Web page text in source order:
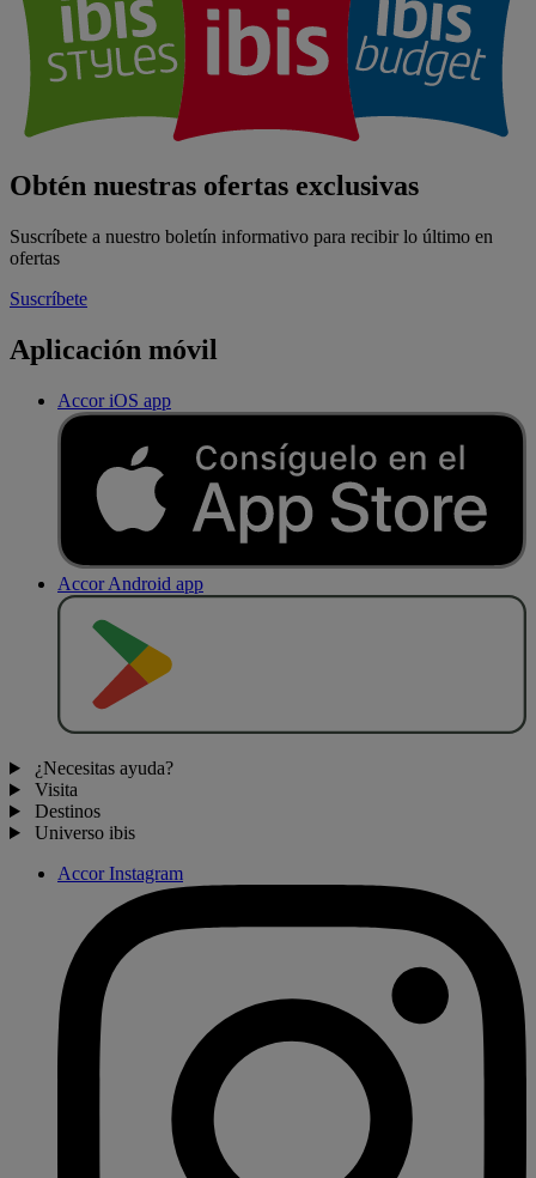
Obtén nuestras ofertas exclusivas
Suscríbete a nuestro boletín informativo para recibir lo último en
ofertas
Suscríbete
Aplicación móvil
Accor iOS app
Accor Android app
¿Necesitas ayuda?
Visita
Destinos
Universo ibis
Accor Instagram